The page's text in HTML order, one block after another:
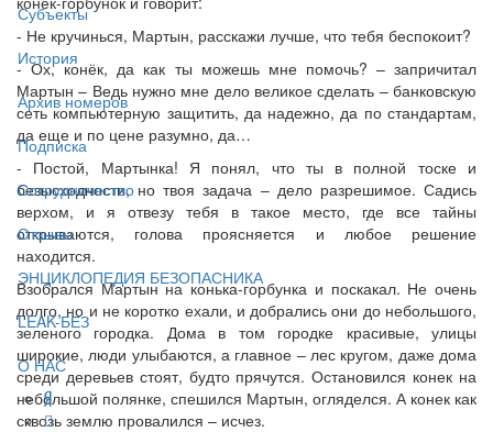
Субъекты
История
Архив номеров
Подписка
Сотрудничество
Отзывы
ЭНЦИКЛОПЕДИЯ БЕЗОПАСНИКА
LEAK-БЕЗ
О НАС
- Не кручинься, Мартын, расскажи лучше, что тебя беспокоит?
- Ох, конёк, да как ты можешь мне помочь? – запричитал
Мартын – Ведь нужно мне дело великое сделать – банковскую
сеть компьютерную защитить, да надежно, да по стандартам,
да еще и по цене разумно, да…
- Постой, Мартынка! Я понял, что ты в полной тоске и
безысходности, но твоя задача – дело разрешимое. Садись
верхом, и я отвезу тебя в такое место, где все тайны
открываются, голова проясняется и любое решение
находится.
Взобрался Мартын на конька-горбунка и поскакал. Не очень
долго, но и не коротко ехали, и добрались они до небольшого,
зеленого городка. Дома в том городке красивые, улицы
широкие, люди улыбаются, а главное – лес кругом, даже дома
среди деревьев стоят, будто прячутся. Остановился конек на
небольшой полянке, спешился Мартын, огляделся. А конек как
сквозь землю провалился – исчез.